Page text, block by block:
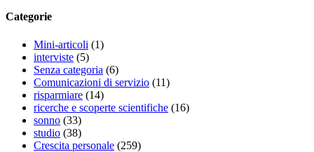
Categorie
Mini-articoli (1)
interviste (5)
Senza categoria (6)
Comunicazioni di servizio (11)
risparmiare (14)
ricerche e scoperte scientifiche (16)
sonno (33)
studio (38)
Crescita personale (259)